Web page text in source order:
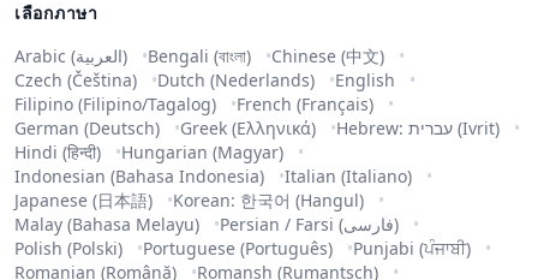
เลือกภาษา
Arabic (العربية)
Bengali (বাংলা)
Chinese (中文)
Czech (Čeština)
Dutch (Nederlands)
English
Filipino (Filipino/Tagalog)
French (Français)
German (Deutsch)
Greek (Ελληνικά)
Hebrew: עברית (Ivrit)
Hindi (हिन्दी)
Hungarian (Magyar)
Indonesian (Bahasa Indonesia)
Italian (Italiano)
Japanese (日本語)
Korean: 한국어 (Hangul)
Malay (Bahasa Melayu)
Persian / Farsi (فارسی)
Polish (Polski)
Portuguese (Português)
Punjabi (ਪੰਜਾਬੀ)
Romanian (Română)
Romansh (Rumantsch)